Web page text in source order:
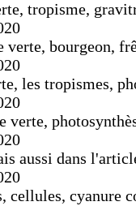
tropisme,
bourgeon,
les tropismes,
aussi dans
cellules, cyanure